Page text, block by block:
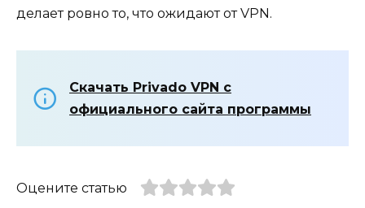
делает ровно то, что ожидают от VPN.
Скачать Privado VPN с
официального сайта программы
Оцените статью